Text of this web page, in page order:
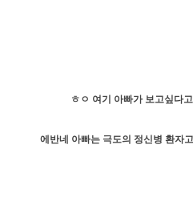
ㅎㅇ 여기 아빠가 보고싶다
에반네 아빠는 극도의 정신병 환자